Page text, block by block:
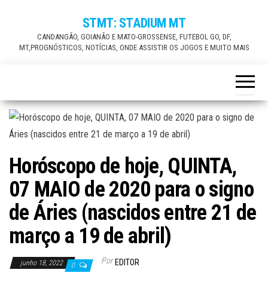
STMT: STADIUM MT
CANDANGÃO, GOIANÃO E MATO-GROSSENSE, FUTEBOL GO, DF,
MT,PROGNÓSTICOS, NOTÍCIAS, ONDE ASSISTIR OS JOGOS E MUITO MAIS
Horóscopo de hoje, QUINTA,
07 MAIO de 2020 para o signo
de Áries (nascidos entre 21 de
março a 19 de abril)
junho 18, 2022 0 Por EDITOR